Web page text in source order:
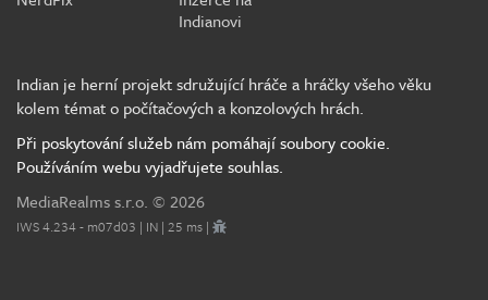
Indianovi
Indian je herní projekt sdružující hráče a hráčky všeho věku
kolem témat o počítačových a konzolových hrách.
Při poskytování služeb nám pomáhají soubory cookie.
Používáním webu vyjadřujete souhlas.
MediaRealms s.r.o. © 2026
IWS 4.234 - m07d03 | IN | 25 ms |